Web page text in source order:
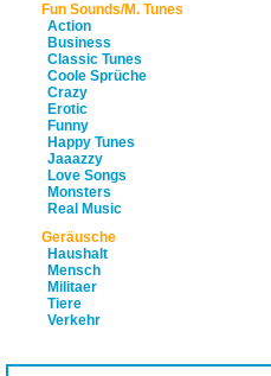
Fun Sounds/M. Tunes
Action
Business
Classic Tunes
Coole Sprüche
Crazy
Erotic
Funny
Happy Tunes
Jaaazzy
Love Songs
Monsters
Real Music
Geräusche
Haushalt
Mensch
Militaer
Tiere
Verkehr